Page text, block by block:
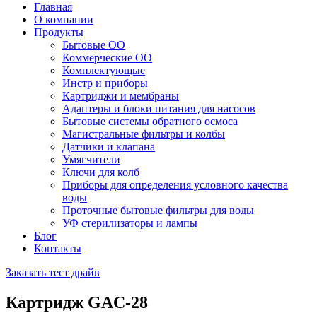
Главная
О компании
Продукты
Бытовые ОО
Коммерческие ОО
Комплектующые
Инстр и приборы
Картриджи и мембраны
Адаптеры и блоки питания для насосов
Бытовые системы обратного осмоса
Магистральные фильтры и колбы
Датчики и клапана
Умягчители
Ключи для колб
Приборы для определения условного качества
воды
Проточные бытовые фильтры для воды
УФ стерилизаторы и лампы
Блог
Контакты
Заказать тест драйв
Картридж GAC-28